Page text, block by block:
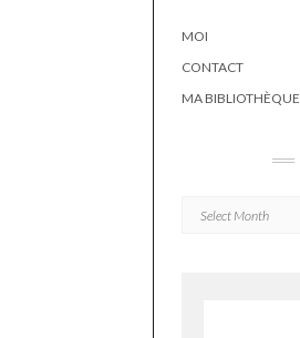
MOI
CONTACT
MA BIBLIOTHÈQUE